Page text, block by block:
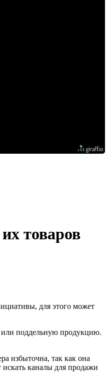
товаров
для этого может
или поддельную продукцию.
избыточна, так как она
каналы для продажи